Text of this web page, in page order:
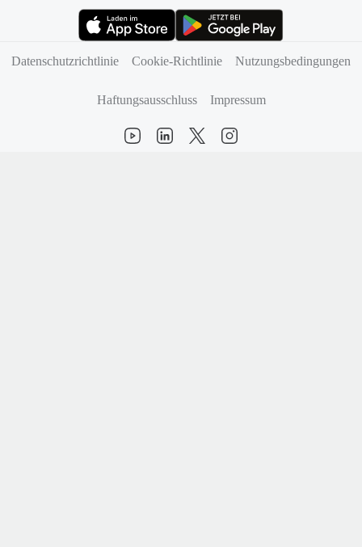
Datenschutzrichtlinie
Cookie‑Richtlinie Nutzungsbedingungen
Haftungsausschluss Impressum